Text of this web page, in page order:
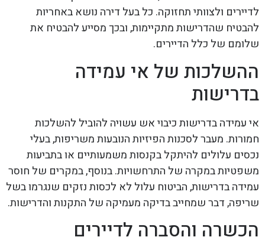
לדיירים ולצוותי תחזוקה. כל בעל דירה נושא באחריות
להבטיח שהדרישות מתקיימות, ובכך מסייע להבטיח את
שלומם של כלל הדיירים.
ההשלכות של אי עמידה
בדרישות
אי עמידה בדרישות כיבוי אש עשויה להוביל להשלכות
חמורות. מעבר לסכנות הפיזיות הנובעות משריפות, בעלי
נכסים עלולים להיתקל בקנסות משמעותיים או בתביעות
משפטיות במקרה של התרחשויות. בנוסף, במקרים של חוסר
עמידה בדרישות, הביטוח עלול לא לכסות נזקים שנגרמו בשל
שריפה, דבר שמחייב בדיקה מעמיקה של התקנות והדרישות.
הכשרה והסברה לדיירים